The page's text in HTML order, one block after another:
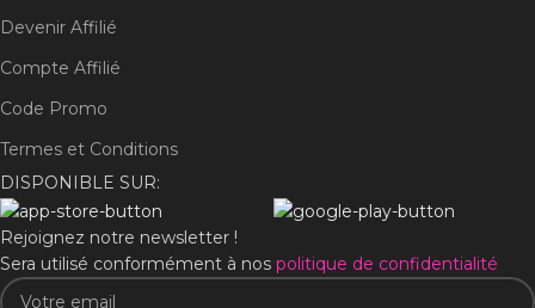
Devenir Affilié
Compte Affilié
Code Promo
Termes et Conditions
DISPONIBLE SUR:
Rejoignez notre newsletter !
Sera utilisé conformément à nos politique de confidentialité